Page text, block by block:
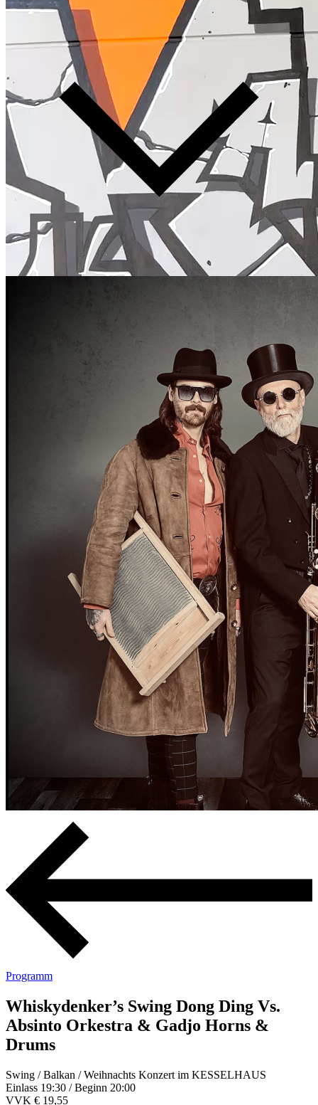
Programm
Whiskydenker’s Swing Dong Ding Vs.
Absinto Orkestra & Gadjo Horns &
Drums
Swing / Balkan / Weihnachts Konzert im KESSELHAUS
Einlass 19:30 / Beginn 20:00
VVK € 19,55